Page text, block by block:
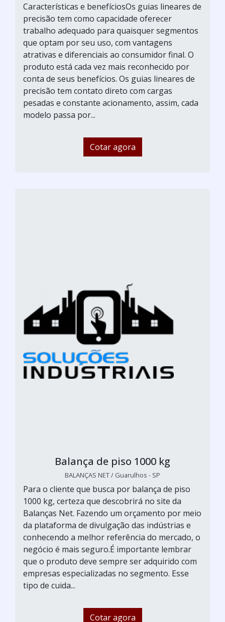
Características e benefíciosOs guias lineares de
precisão tem como capacidade oferecer
trabalho adequado para quaisquer segmentos
que optam por seu uso, com vantagens
atrativas e diferenciais ao consumidor final. O
produto está cada vez mais reconhecido por
conta de seus benefícios. Os guias lineares de
precisão tem contato direto com cargas
pesadas e constante acionamento, assim, cada
modelo passa por...
Cotar agora
Balança de piso 1000 kg
BALANÇAS NET / Guarulhos - SP
Para o cliente que busca por balança de piso
1000 kg, certeza que descobrirá no site da
Balanças Net. Fazendo um orçamento por meio
da plataforma de divulgação das indústrias e
conhecendo a melhor referência do mercado, o
negócio é mais seguro.É importante lembrar
que o produto deve sempre ser adquirido com
empresas especializadas no segmento. Esse
tipo de cuida...
Cotar agora